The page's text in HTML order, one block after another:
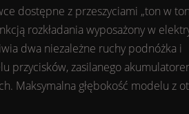
dostępne z przeszyciami „ton w
rozkładania wyposażony w
dwa niezależne ruchy podnóżka i
przycisków, zasilanego
Maksymalna głębokość modelu z